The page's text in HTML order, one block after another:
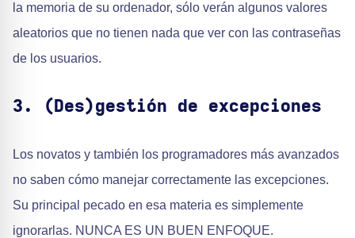
la memoria de su ordenador, sólo verán algunos valores
aleatorios que no tienen nada que ver con las contraseñas
de los usuarios.
3. (Des)gestión de excepciones
Los novatos y también los programadores más avanzados
no saben cómo manejar correctamente las excepciones.
Su principal pecado en esa materia es simplemente
ignorarlas. NUNCA ES UN BUEN ENFOQUE.